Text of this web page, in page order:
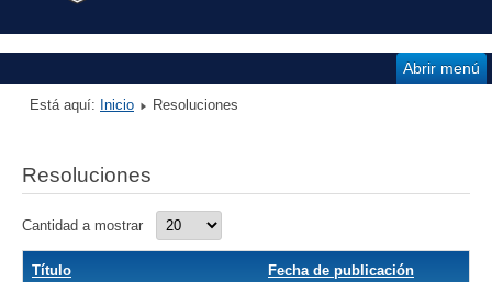
Abrir menú
Está aquí: Inicio Resoluciones
Resoluciones
Cantidad a mostrar
Título Fecha de publicación